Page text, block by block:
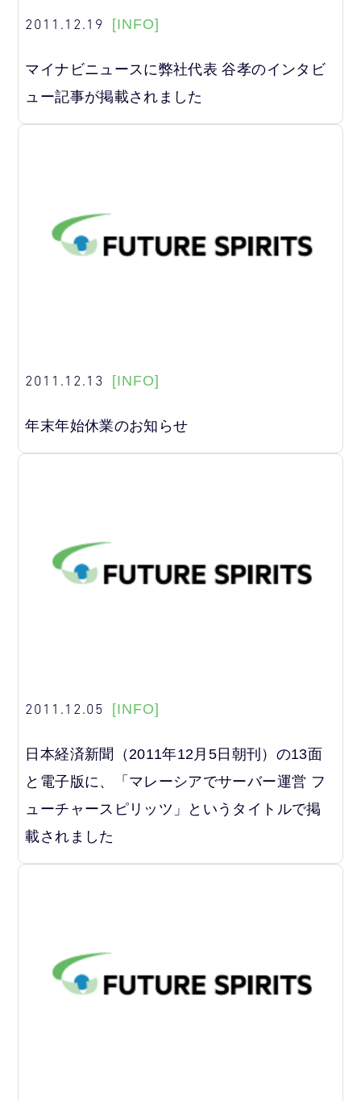
2011.12.19 [INFO]
マイナビニュースに弊社代表 谷孝のインタビ
ュー記事が掲載されました
2011.12.13 [INFO]
年末年始休業のお知らせ
2011.12.05 [INFO]
日本経済新聞（2011年12月5日朝刊）の13面
と電子版に、「マレーシアでサーバー運営 フ
ューチャースピリッツ」というタイトルで掲
載されました